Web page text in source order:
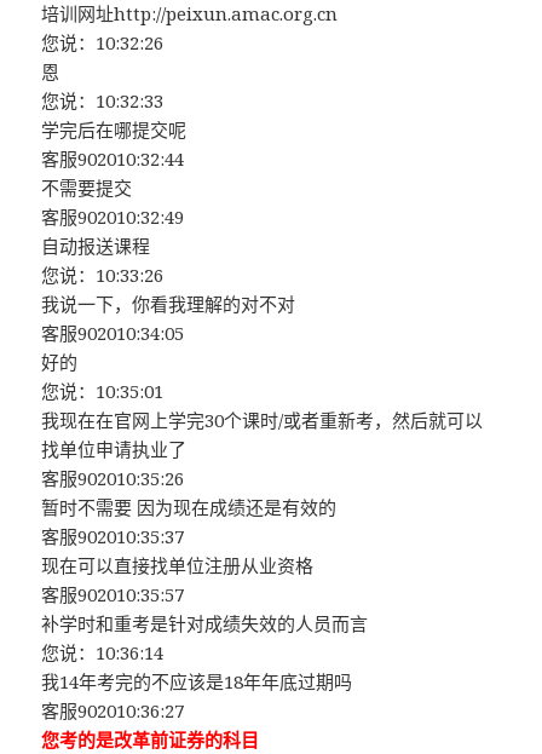
培训网址http://peixun.amac.org.cn
您说：10:32:26
恩
您说：10:32:33
学完后在哪提交呢
客服902010:32:44
不需要提交
客服902010:32:49
自动报送课程
您说：10:33:26
我说一下，你看我理解的对不对
客服902010:34:05
好的
您说：10:35:01
我现在在官网上学完30个课时/或者重新考，然后就可以
找单位申请执业了
客服902010:35:26
暂时不需要 因为现在成绩还是有效的
客服902010:35:37
现在可以直接找单位注册从业资格
客服902010:35:57
补学时和重考是针对成绩失效的人员而言
您说：10:36:14
我14年考完的不应该是18年年底过期吗
客服902010:36:27
您考的是改革前证券的科目